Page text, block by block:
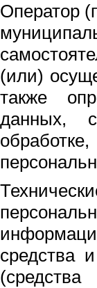
Оператор
(или)
также
данных,
средства